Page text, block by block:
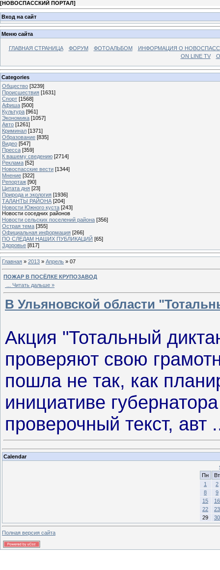
[НОВОСПАССКИЙ ПОРТАЛ]
Вход на сайт
Меню сайта
ГЛАВНАЯ СТРАНИЦА ФОРУМ ФОТОАЛЬБОМ
ИНФОРМАЦИЯ О
ON LINE TV
Categories
Общество [3239]
Происшествия [1631]
Спорт [1568]
Афиша [500]
Культура [961]
Экономика [1057]
Авто [1261]
Криминал [1371]
Образование [835]
Видео [547]
Пресса [359]
К вашему сведению [2714]
Реклама [52]
Новоспасские вести [1344]
Мнение [322]
Репортаж [90]
Цитата дня [23]
Природа и экология [1936]
ТАЛАНТЫ РАЙОНА [204]
Новости Южного куста [243]
Новости соседних районов
Новости сельских поселений района [356]
Острая тема [355]
Официальная информация [266]
ПО СЛЕДАМ НАШИХ ПУБЛИКАЦИЙ [65]
Здоровье [817]
Главная » 2013 » Апрель » 07
ПОЖАР В ПОСЁЛКЕ КРУПОЗАВОД
Читать дальше »
В Ульяновской области
Акция "Тотальный
проверяют свою
пошла не так, как
инициативе
проверочный текст, авт
Calendar
Пн
Вт
1
2
8
9
15
16
22
23
29
30
Полная версия сайта